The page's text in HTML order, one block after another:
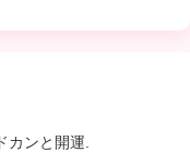
ンと開運.